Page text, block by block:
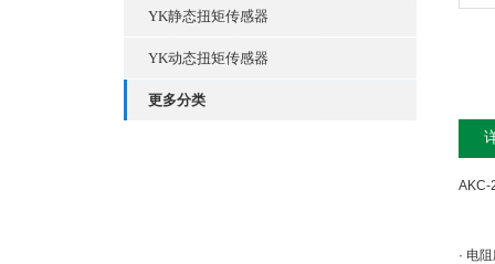
YK静态扭矩传感器
YK动态扭矩传感器
更多分类
AKC-
· 电